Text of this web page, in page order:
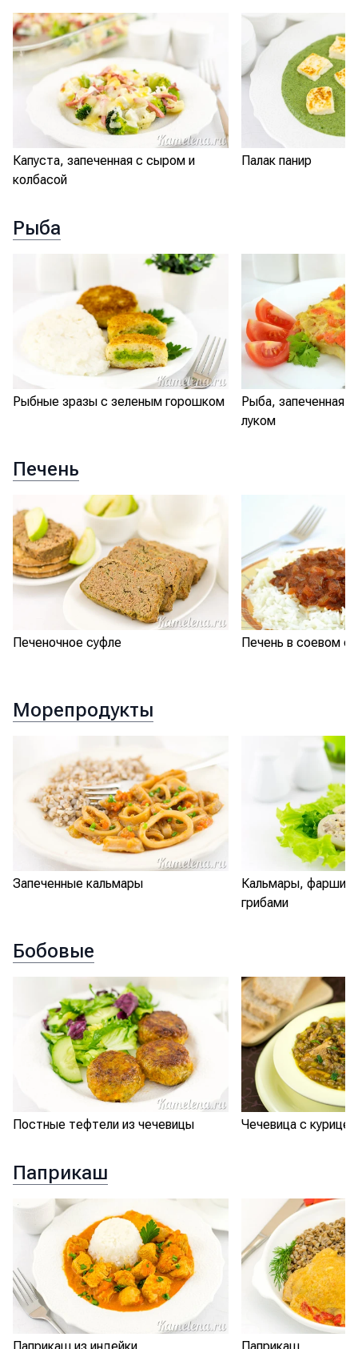
Капуста, запеченная с сыром и
колбасой
Палак панир
Рыба
Рыбные зразы с зеленым горошком
Рыба, запеченная
луком
Печень
Печеночное суфле Печень в соевом
Морепродукты
Запеченные кальмары
Кальмары,
грибами
Бобовые
Постные тефтели из чечевицы Чечевица с курицей
Паприкаш